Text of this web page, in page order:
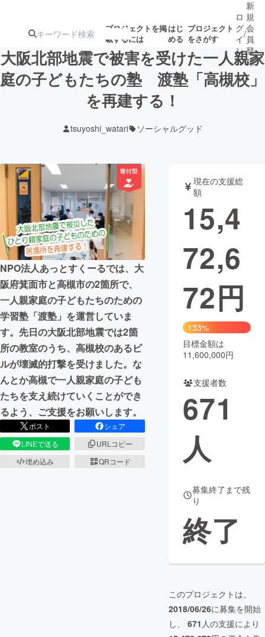
プロジェクトを掲
載するには
はじ
める
プロジェクト
をさがす
注目の新着プロ
ジェクト
募集終了が近いプ
テクノロジー・ガジェット
映像・映画 書籍・雑誌
ビジネス・起業 チャレンジ
まちづくり・地域活性化
CAMPFIRE for Social Good
CAMPFIRE Creation
CAMPFIREふるさと納税
machi-ya コミュニティ
ロ
グ
イ
ン
/
新
規
会
員
登
録
大阪北部地震で被害を受けた一人親家
庭の子どもたちの塾 渡塾「高槻校」
を再建する！
tsuyoshi_watari ソーシャルグッド
NPO法人あっとすくーるでは、大
阪府箕面市と高槻市の2箇所で、
一人親家庭の子どもたちのための
学習塾「渡塾」を運営していま
す。先日の大阪北部地震では2箇
所の教室のうち、高槻校のあるビ
ルが壊滅的打撃を受けました。な
んとか高槻で一人親家庭の子ども
たちを支え続けていくことができ
るよう、ご支援をお願いします。
ポスト
シェア
LINEで送る
URLコピー
埋め込み
QRコード
現在の支援総
額
15,4
72,6
72円
133%
目標金額は
11,600,000円
支援者数
671
人
募集終了まで残
り
終了
このプロジェクトは、
2018/06/26に募集を開始
し、 671 人の支援により